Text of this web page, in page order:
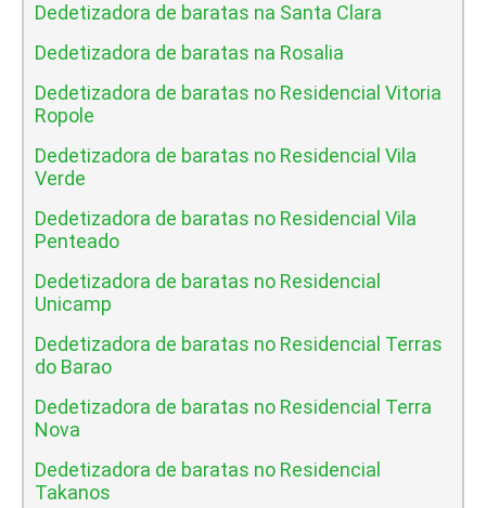
Dedetizadora de baratas na Santa Clara
Dedetizadora de baratas na Rosalia
Dedetizadora de baratas no Residencial Vitoria
Ropole
Dedetizadora de baratas no Residencial Vila
Verde
Dedetizadora de baratas no Residencial Vila
Penteado
Dedetizadora de baratas no Residencial
Unicamp
Dedetizadora de baratas no Residencial Terras
do Barao
Dedetizadora de baratas no Residencial Terra
Nova
Dedetizadora de baratas no Residencial
Takanos